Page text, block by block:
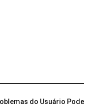
do Usuário Pode